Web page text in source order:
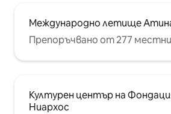
Международно летище
Препоръчвано от 277
Културен център на
Ниархос